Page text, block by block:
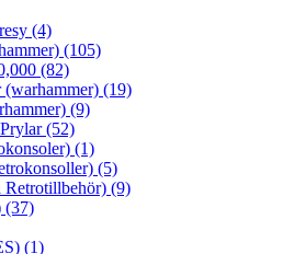
(4)
(105)
(82)
(19)
(9)
(52)
(1)
(5)
(9)
(37)
(1)